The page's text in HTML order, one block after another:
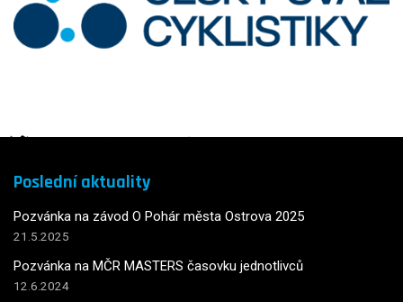
Poslední aktuality
Pozvánka na závod O Pohár města Ostrova 2025
21.5.2025
Pozvánka na MČR MASTERS časovku jednotlivců
12.6.2024